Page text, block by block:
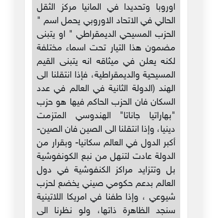
اوروبا وتحديدا في المانيا مركز الثقل
الحالي في الاتحاد الاوروبي يحمل اسم "
الحزب المسيحي الديمقراطي " او يتبنى
مضمون هذا التيار تحت اسماء مختلفة
لكنه يعلن في ميثاقه انه يتبنى القيم
المسيحية والديمقراطية، فإذا انتقلنا الى
الهند (الدولة الثانية في العالم في عدد
السكان فان الحزب الحاكم فيها هو حزب
"بهاراتيا جاناتا" الهندوسي المتزمت
دينيا، وإذا انتقلنا الى الصين فان الصين-
أكبر الدول في العالم سكانيا- وبقرار من
الدولة عادت لتنهل من نبع الكونفوشية
بل وتتزايد مراكز الكنفوشية في دول
العالم بدعم حكومي صيني يخضع لحزب
شيوعي ، وإذا طفنا في امريكا اللاتينية
سنجد الظاهرة ذاتها، ولو نظرنا الى